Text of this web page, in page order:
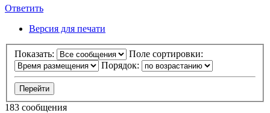
Ответить
Версия для печати
Показать:
Поле сортировки:
Порядок:
183 сообщения